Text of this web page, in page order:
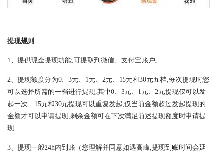
提现规则
1、提供现金提现功能,可提取到微信、支付宝账户。
2、提现额度分为0、3元、1元、2元、15元和30元五档,每次提现时您
可以选择所需的一档进行提现,其中0、3元、1元、2元提现仅可以发
起一次，15元和30元提现可以重复发起,仅当前金额超过发起提现的
金额才可以申请提现,剩余金额可在下次满足前述提现额度时申请提
现
3、提现一般24h内到账（您理解并同意如遇高峰,提现到账时间会延